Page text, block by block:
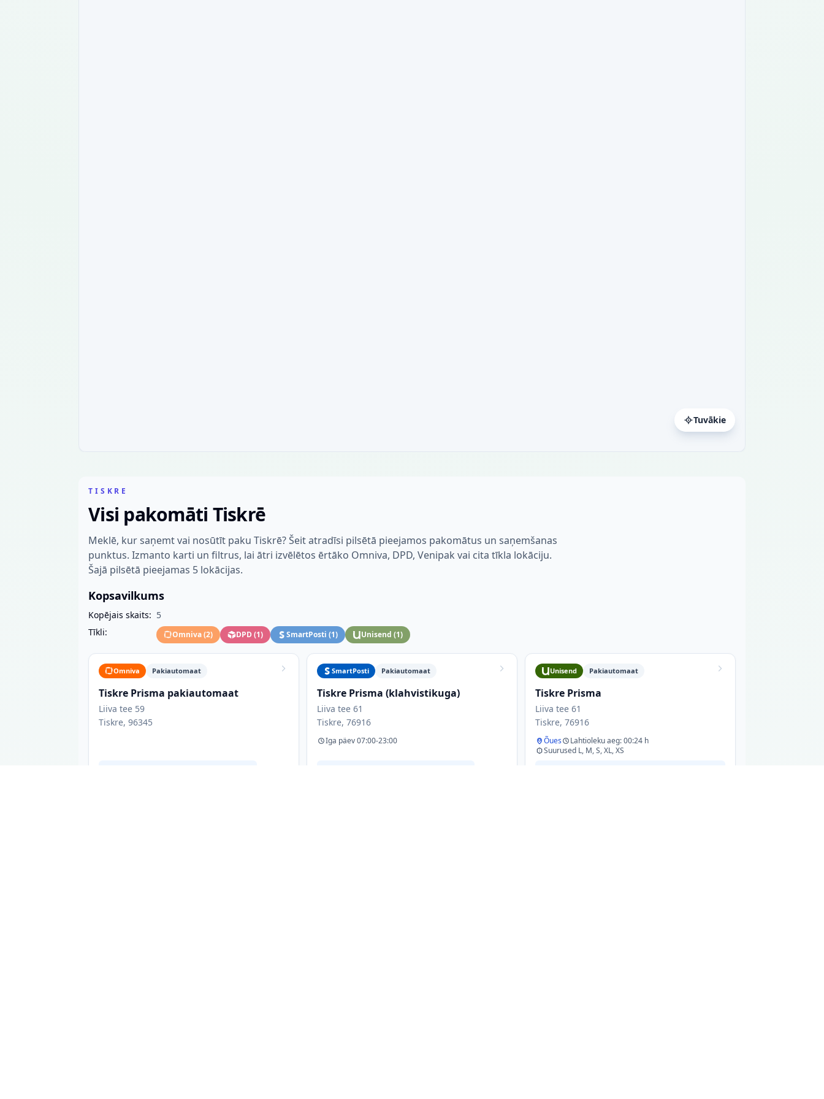
Tuvākie
TISKRE
Visi pakomāti Tiskrē
Meklē, kur saņemt vai nosūtīt paku Tiskrē? Šeit atradīsi pilsētā pieejamos pakomātus un saņemšanas
punktus. Izmanto karti un filtrus, lai ātri izvēlētos ērtāko Omniva, DPD, Venipak vai cita tīkla lokāciju.
Šajā pilsētā pieejamas 5 lokācijas.
Kopsavilkums
Kopējais skaits: 5
Tīkli:
Omniva(2) DPD(1) SmartPosti (1) Unisend (1)
Omniva Pakiautomaat
Tiskre Prisma pakiautomaat
Liiva tee 59
Tiskre, 96345
SmartPosti Pakiautomaat
Tiskre Prisma (klahvistikuga)
Liiva tee 61
Tiskre, 76916
Iga päev 07:00-23:00
Unisend Pakiautomaat
Tiskre Prisma
Liiva tee 61
Tiskre, 76916
Õues
Lahtioleku aeg: 00:24 h
Suurused L, M, S, XL, XS